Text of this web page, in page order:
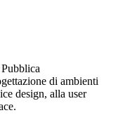
di ambienti
design, alla user